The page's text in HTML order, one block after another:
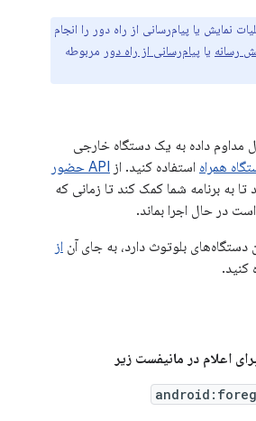
نمایش یا پیام‌رسانی از راه دور را انجام
رسانه یا پیام‌رسانی از راه دور مربوطه
مداوم داده به یک دستگاه خارجی
همراه استفاده کنید. از
API حضور
تا به برنامه شما کمک کند تا زمانی که
در حال اجرا بماند.
دستگاه‌های بلوتوث دارد، به جای آن از
کنید.
اعلام در مانیفست زیر